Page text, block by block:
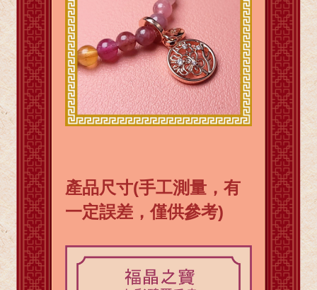
產品尺寸(手工測量，有
一定誤差，僅供參考)